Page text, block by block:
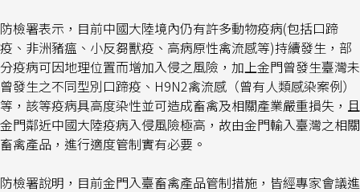
防檢署表示，目前中國大陸境內仍有許多動物疫病(包括口蹄
疫、非洲豬瘟、小反芻獸疫、高病原性禽流感等)持續發生，部
分疫病可因地理位置而增加入侵之風險，加上金門曾發生臺灣未
曾發生之不同型別口蹄疫、H9N2禽流感（曾有人類感染案例）
等，該等疫病具高度染性並可造成畜禽及相關產業嚴重損失，且
金門鄰近中國大陸疫病入侵風險極高，故由金門輸入臺灣之相關
畜禽產品，進行適度管制實有必要。
防檢署說明，目前金門入臺畜禽產品管制措施，皆經專家會議進